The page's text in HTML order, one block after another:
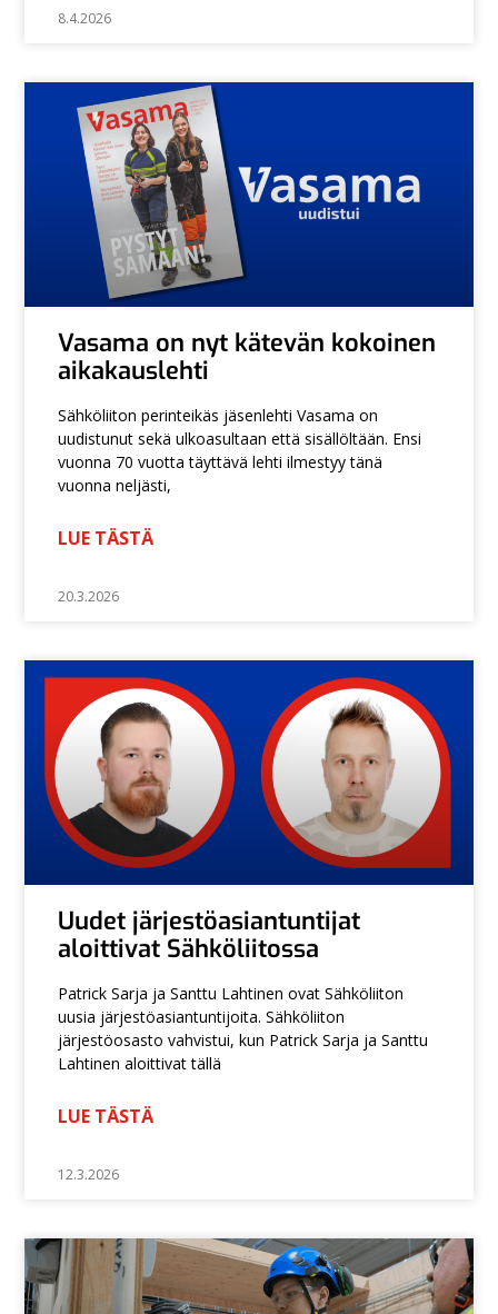
8.4.2026
Vasama on nyt kätevän kokoinen
aikakauslehti
Sähköliiton perinteikäs jäsenlehti Vasama on
uudistunut sekä ulkoasultaan että sisällöltään. Ensi
vuonna 70 vuotta täyttävä lehti ilmestyy tänä
vuonna neljästi,
LUE TÄSTÄ
20.3.2026
Uudet järjestöasiantuntijat
aloittivat Sähköliitossa
Patrick Sarja ja Santtu Lahtinen ovat Sähköliiton
uusia järjestöasiantuntijoita. Sähköliiton
järjestöosasto vahvistui, kun Patrick Sarja ja Santtu
Lahtinen aloittivat tällä
LUE TÄSTÄ
12.3.2026